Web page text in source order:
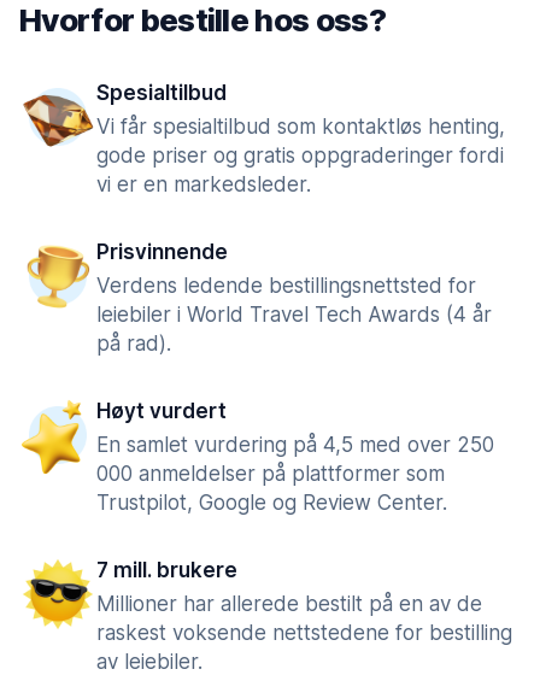
Hvorfor bestille hos oss?
Spesialtilbud
Vi får spesialtilbud som kontaktløs henting,
gode priser og gratis oppgraderinger fordi
vi er en markedsleder.
Prisvinnende
Verdens ledende bestillingsnettsted for
leiebiler i World Travel Tech Awards (4 år
på rad).
Høyt vurdert
En samlet vurdering på 4,5 med over 250
000 anmeldelser på plattformer som
Trustpilot, Google og Review Center.
7 mill. brukere
Millioner har allerede bestilt på en av de
raskest voksende nettstedene for bestilling
av leiebiler.